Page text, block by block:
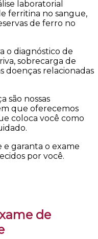
laboratorial
ferritina no sangue,
de ferro no
o diagnóstico de
sobrecarga de
doenças relacionadas
são nossas
que oferecemos
coloca você como
garanta o exame
por você.
de